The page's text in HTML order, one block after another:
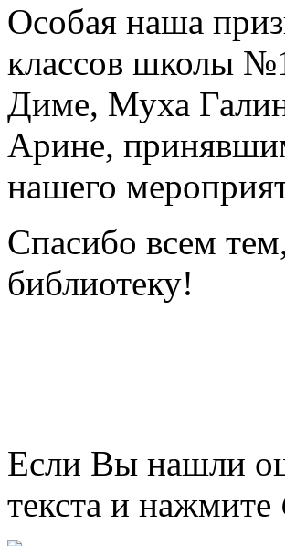
Особая наша
классов школы
Диме, Муха
Арине,
нашего
Спасибо всем
библиотеку!
Если Вы нашли
текста и нажмите